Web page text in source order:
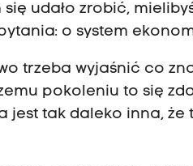
udało zrobić,
o system
trzeba wyjaśnić co
pokoleniu to się
tak daleko inna, że